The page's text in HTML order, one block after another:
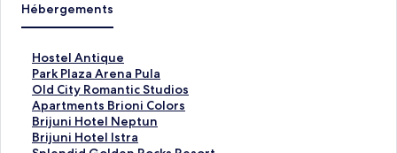
Hébergements
Hostel Antique
L
i
e
n
o
u
Park Plaza Arena Pula
L
i
e
n
o
Old City Romantic Studios
L
i
e
n
Apartments Brioni Colors
L
i
e
Brijuni Hotel Neptun
L
iBrijuni Hotel Istra
L